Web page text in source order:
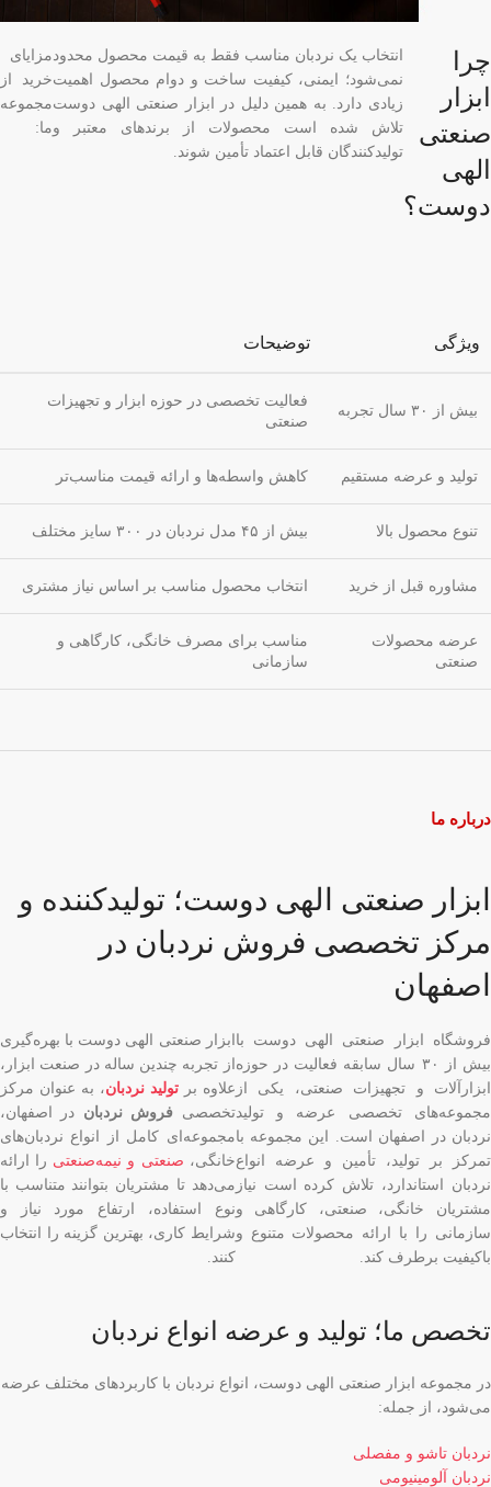
درباره ما
ابزار صنعتی الهی دوست؛ تولیدکننده و
مرکز تخصصی فروش نردبان در
اصفهان
فروشگاه ابزار صنعتی الهی دوست با
بیش از ۳۰ سال سابقه فعالیت در حوزه
ابزارآلات و تجهیزات صنعتی، یکی از
مجموعه‌های تخصصی عرضه و تولید
نردبان در اصفهان است. این مجموعه با
تمرکز بر تولید، تأمین و عرضه انواع
نردبان استاندارد، تلاش کرده است نیاز
مشتریان خانگی، صنعتی، کارگاهی و
سازمانی را با ارائه محصولات متنوع و
باکیفیت برطرف کند.
ابزار صنعتی الهی دوست با بهره‌گیری
از تجربه چندین ساله در صنعت ابزار،
علاوه برتولید نردبان، به عنوان مرکز
تخصصی فروش نردبان در اصفهان،
مجموعه‌ای کامل از انواع نردبان‌های
خانگی، صنعتی و نیمه‌صنعتی را ارائه
می‌دهد تا مشتریان بتوانند متناسب با
نوع استفاده، ارتفاع مورد نیاز و
شرایط کاری، بهترین گزینه را انتخاب
کنند.
تخصص ما؛ تولید و عرضه انواع نردبان
در مجموعه ابزار صنعتی الهی دوست، انواع نردبان با کاربردهای مختلف عرضه
می‌شود، از جمله:
نردبان تاشو و مفصلی
نردبان آلومینیومی
چرا
ابزار
صنعتی
الهی
دوست؟
انتخاب یک نردبان مناسب فقط به قیمت محصول محدود
نمی‌شود؛ ایمنی، کیفیت ساخت و دوام محصول اهمیت
زیادی دارد. به همین دلیل در ابزار صنعتی الهی دوست
تلاش شده است محصولات از برندهای معتبر و
تولیدکنندگان قابل اعتماد تأمین شوند.
مزایای
خرید از
مجموعه
ما:
ویژگی توضیحات
بیش از ۳۰ سال تجربه
فعالیت تخصصی در حوزه ابزار و تجهیزات
صنعتی
تولید و عرضه مستقیم کاهش واسطه‌ها و ارائه قیمت مناسب‌تر
تنوع محصول بالا بیش از ۴۵ مدل نردبان در ۳۰۰ سایز مختلف
مشاوره قبل از خرید انتخاب محصول مناسب بر اساس نیاز مشتری
عرضه محصولات
صنعتی
مناسب برای مصرف خانگی، کارگاهی و
سازمانی